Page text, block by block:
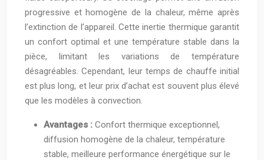
progressive et homogène de la chaleur, même après
l’extinction de l’appareil. Cette inertie thermique garantit
un confort optimal et une température stable dans la
pièce, limitant les variations de température
désagréables. Cependant, leur temps de chauffe initial
est plus long, et leur prix d’achat est souvent plus élevé
que les modèles à convection.
Avantages : Confort thermique exceptionnel,
diffusion homogène de la chaleur, température
stable, meilleure performance énergétique sur le